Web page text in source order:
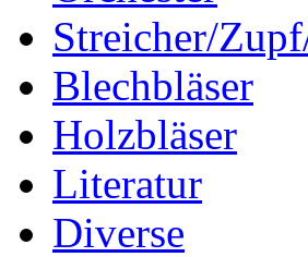
Streicher/
Blechbläser
Holzbläser
Literatur
Diverse